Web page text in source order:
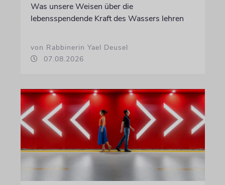
Was unsere Weisen über die
lebensspendende Kraft des Wassers lehren
von Rabbinerin Yael Deusel
07.08.2026